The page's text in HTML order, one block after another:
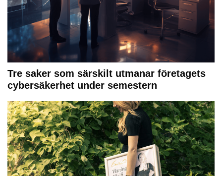
Tre saker som särskilt utmanar företagets
cybersäkerhet under semestern